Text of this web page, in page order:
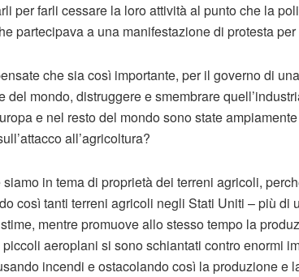
per farli cessare la loro attività al punto che la
partecipava a una manifestazione di protesta
che sia così importante, per il governo di
del mondo, distruggere e smembrare
e nel resto del mondo sono state
all’agricoltura?
siamo in tema di proprietà dei terreni agricoli,
così tanti terreni agricoli negli Stati Uniti – più
mentre promuove allo stesso tempo la
aeroplani si sono schiantati contro enormi
incendi e ostacolando così la produzione e